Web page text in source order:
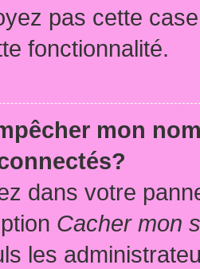
pas cette
fonctionnalité.
mon
dans votre
Cacher mon
les